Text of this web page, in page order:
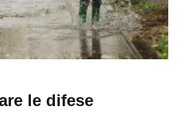
le difese